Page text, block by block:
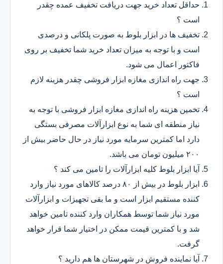
حداقل تعداد خرید جهت دریافت تخفیف عمده چقدر
است ؟
تخفیف ها در ابزار بلوط به صورت پلکانی و درصدی
است و با توجه به میزان تعداد خرید شما تخفیف بر روی
فاکتور اعمال می شود.
جهت راه اندازی مغازه ابزار فروشی چقدر هزینه لازم
است ؟
تخمین هزینه راه اندازی مغازه ابزار فروشی با توجه به
نیاز منطقه ای شما به نوع ابزارآلات مصرفی بستگی
دارد اما کمترین سرمایه مورد نیاز در حال حاضر بیش از
۲۰۰ میلیون تومان می باشد.
آیا ابزار بلوط کلیه ابزارآلات را تامین می کند ؟
ابزار بلوط در بیش از ۸۰ درصد کالاهای مورد نیاز وارد
کننده مستقیم ابزار است و ما بقی تجهیزات و ابزارآلات
مورد نیاز شما توسط همکاران وارد کننده تامین خواهد
شد و با کمترین قیمت ممکن در اختیار شما قرار خواهد
گرفت.
آیا نماینده فروش در شهرستان ها هم دارید ؟